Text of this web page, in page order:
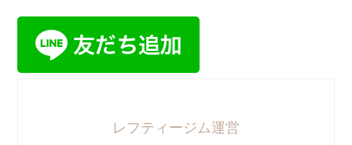
レフティージム運営